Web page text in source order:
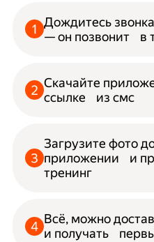
Дождитесь
— он позвонит в
Скачайте
ссылке из смс
Загрузите фото
приложении и
тренинг
Всё, можно
и получать